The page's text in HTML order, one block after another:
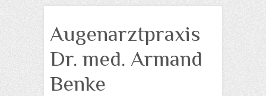
Augenarztpraxis
Dr. med. Armand
Benke